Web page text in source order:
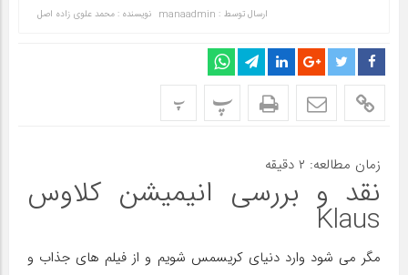
ارسال توسط : manaadmin نویسنده : محمد علوی زاده اصل
پ پ
زمان مطالعه: ۲ دقیقه
نقد و بررسی انیمیشن کلاوس
Klaus
مگر می شود وارد دنیای کریسمس شویم و از فیلم های جذاب و